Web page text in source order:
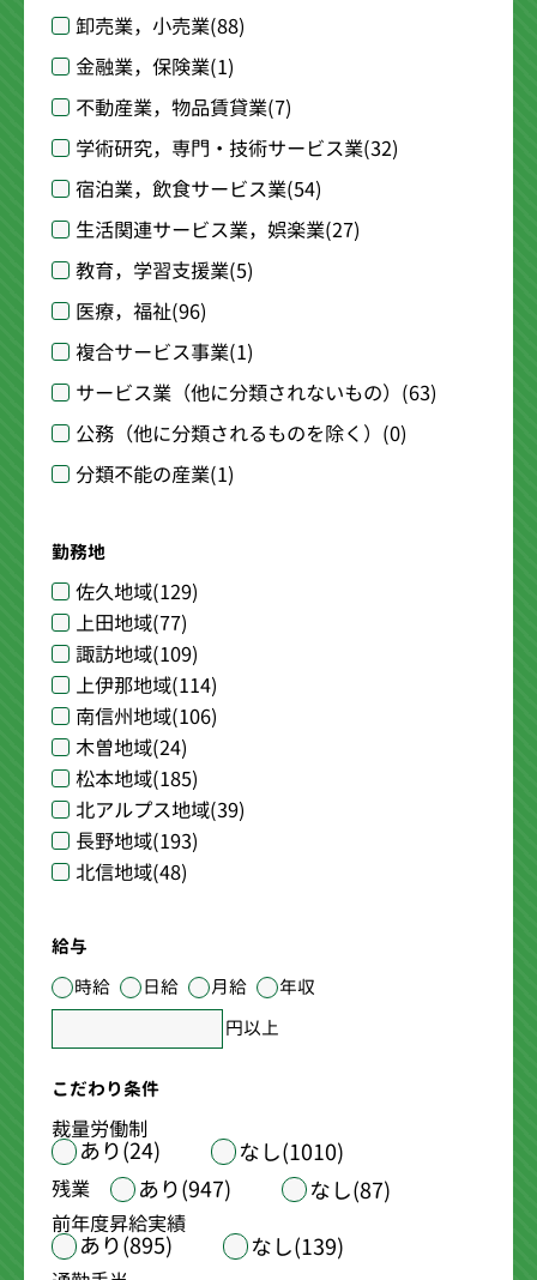
卸売業，小売業(88)
金融業，保険業(1)
不動産業，物品賃貸業(7)
学術研究，専門・技術サービス業(32)
宿泊業，飲食サービス業(54)
生活関連サービス業，娯楽業(27)
教育，学習支援業(5)
医療，福祉(96)
複合サービス事業(1)
サービス業（他に分類されないもの） (63)
公務（他に分類されるものを除く） (0)
分類不能の産業(1)
勤務地
佐久地域(129)
上田地域(77)
諏訪地域(109)
上伊那地域(114)
南信州地域(106)
木曽地域(24)
松本地域(185)
北アルプス地域(39)
長野地域(193)
北信地域(48)
給与
時給
日給 月給
年収
円以上
こだわり条件
裁量労働制
あり(24) なし(1010)
残業 あり(947) なし(87)
前年度昇給実績
あり(895) なし(139)